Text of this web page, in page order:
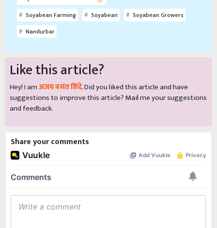
Soyabean Farming Soyabean
Nandurbar
Like this article?
Hey! I amअजय वसंत शिंदे . Did you liked this article and have
suggestions to improve this article?Mailme your suggestions
and feedback.